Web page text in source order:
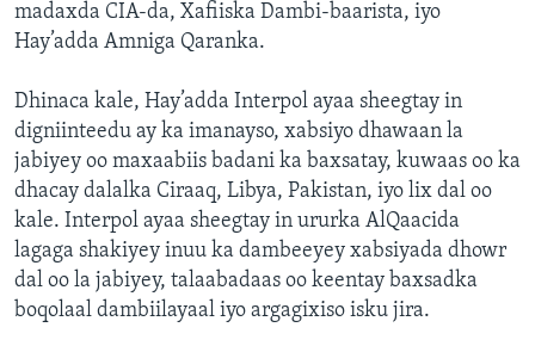
madaxda CIA-da, Xafiiska Dambi-baarista, iyo
Hay’adda Amniga Qaranka.
Dhinaca kale, Hay’adda Interpol ayaa sheegtay in
digniinteedu ay ka imanayso, xabsiyo dhawaan la
jabiyey oo maxaabiis badani ka baxsatay, kuwaas oo ka
dhacay dalalka Ciraaq, Libya, Pakistan, iyo lix dal oo
kale. Interpol ayaa sheegtay in ururka AlQaacida
lagaga shakiyey inuu ka dambeeyey xabsiyada dhowr
dal oo la jabiyey, talaabadaas oo keentay baxsadka
boqolaal dambiilayaal iyo argagixiso isku jira.